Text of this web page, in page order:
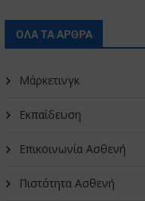
ΟΛΑ ΤΑ ΑΡΘΡΑ
Μάρκετινγκ
Εκπαίδευση
Επικοινωνία Ασθενή
Πιστότητα Ασθενή